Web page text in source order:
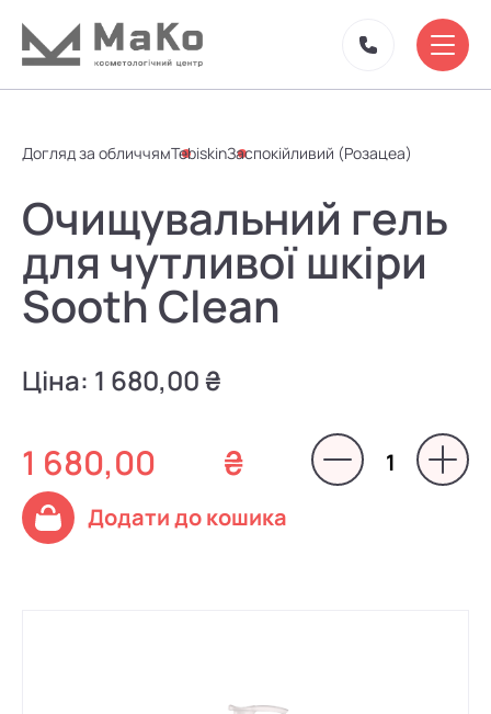
Догляд за обличчямTebiskinЗаспокійливий (Розацеа)
Очищувальний гель
для чутливої шкіри
Sooth Clean
Ціна: 1 680,00 ₴
1 680,00 ₴